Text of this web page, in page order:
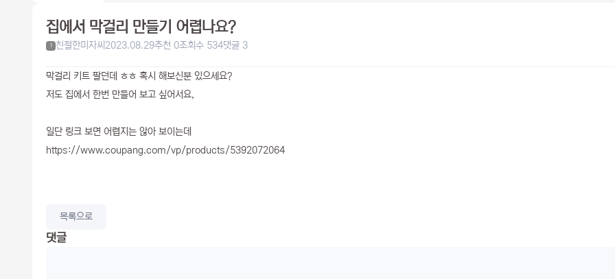
집에서 막걸리 만들기 어렵나요?
1 친절한미자씨 2023.08.29추천 0조회수 534댓글 3
막걸리 키트 팔던데 ㅎㅎ 혹시 해보신분 있으세요?
저도 집에서 한번 만들어 보고 싶어서요,
일단 링크 보면 어렵지는 않아 보이는데
https://www.coupang.com/vp/products/5392072064
목록으로
댓글